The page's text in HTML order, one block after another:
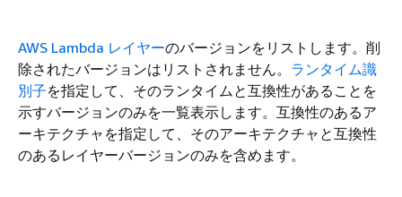
AWS Lambda レイヤーのバージョンをリストします。削
除されたバージョンはリストされません。 ランタイム識
別子を指定して、そのランタイムと互換性があることを
示すバージョンのみを一覧表示します。互換性のあるア
ーキテクチャを指定して、そのアーキテクチャと互換性
のあるレイヤーバージョンのみを含めます。